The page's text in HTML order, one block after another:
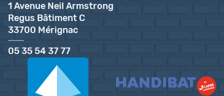
1 Avenue Neil Armstrong
Regus Bâtiment C
33700 Mérignac
05 35 54 37 77